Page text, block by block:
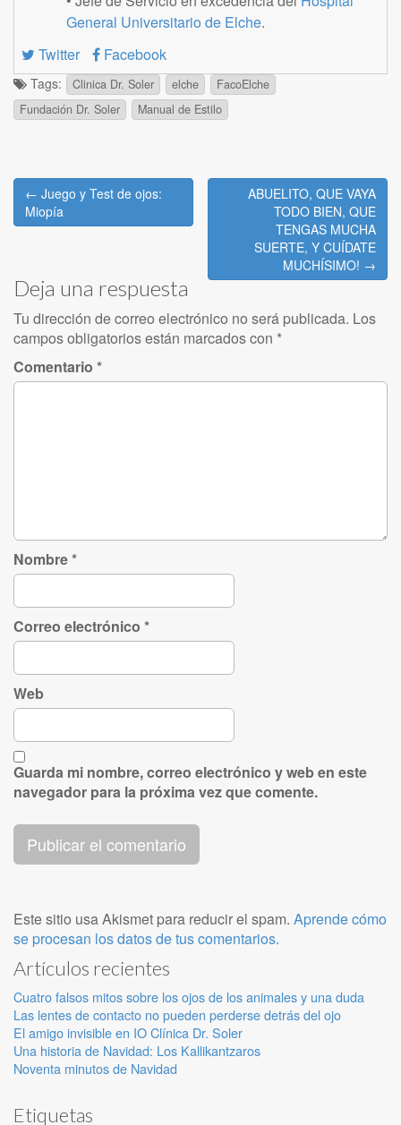
General Universitario de Elche.
Twitter
Facebook
Tags: Clinica Dr. Soler elche
FacoElche
Fundación Dr. Soler
Manual de Estilo
Post
navigation
← Juego y Test de ojos:
Miopía
ABUELITO, QUE VAYA
TODO BIEN, QUE
TENGAS MUCHA
SUERTE, Y CUÍDATE
MUCHÍSIMO! →
Deja una respuesta
Tu dirección de correo electrónico no será publicada. Los
campos obligatorios están marcados con *
Comentario *
Nombre*
Correo electrónico *
Web
Guarda mi nombre, correo electrónico y web en este
navegador para la próxima vez que comente.
Este sitio usa Akismet para reducir el spam. Aprende cómo
se procesan los datos de tus comentarios.
Artículos recientes
Cuatro falsos mitos sobre los ojos de los animales y una duda
Las lentes de contacto no pueden perderse detrás del ojo
El amigo invisible en IO Clínica Dr. Soler
Una historia de Navidad: Los Kallikantzaros
Noventa minutos de Navidad
Etiquetas